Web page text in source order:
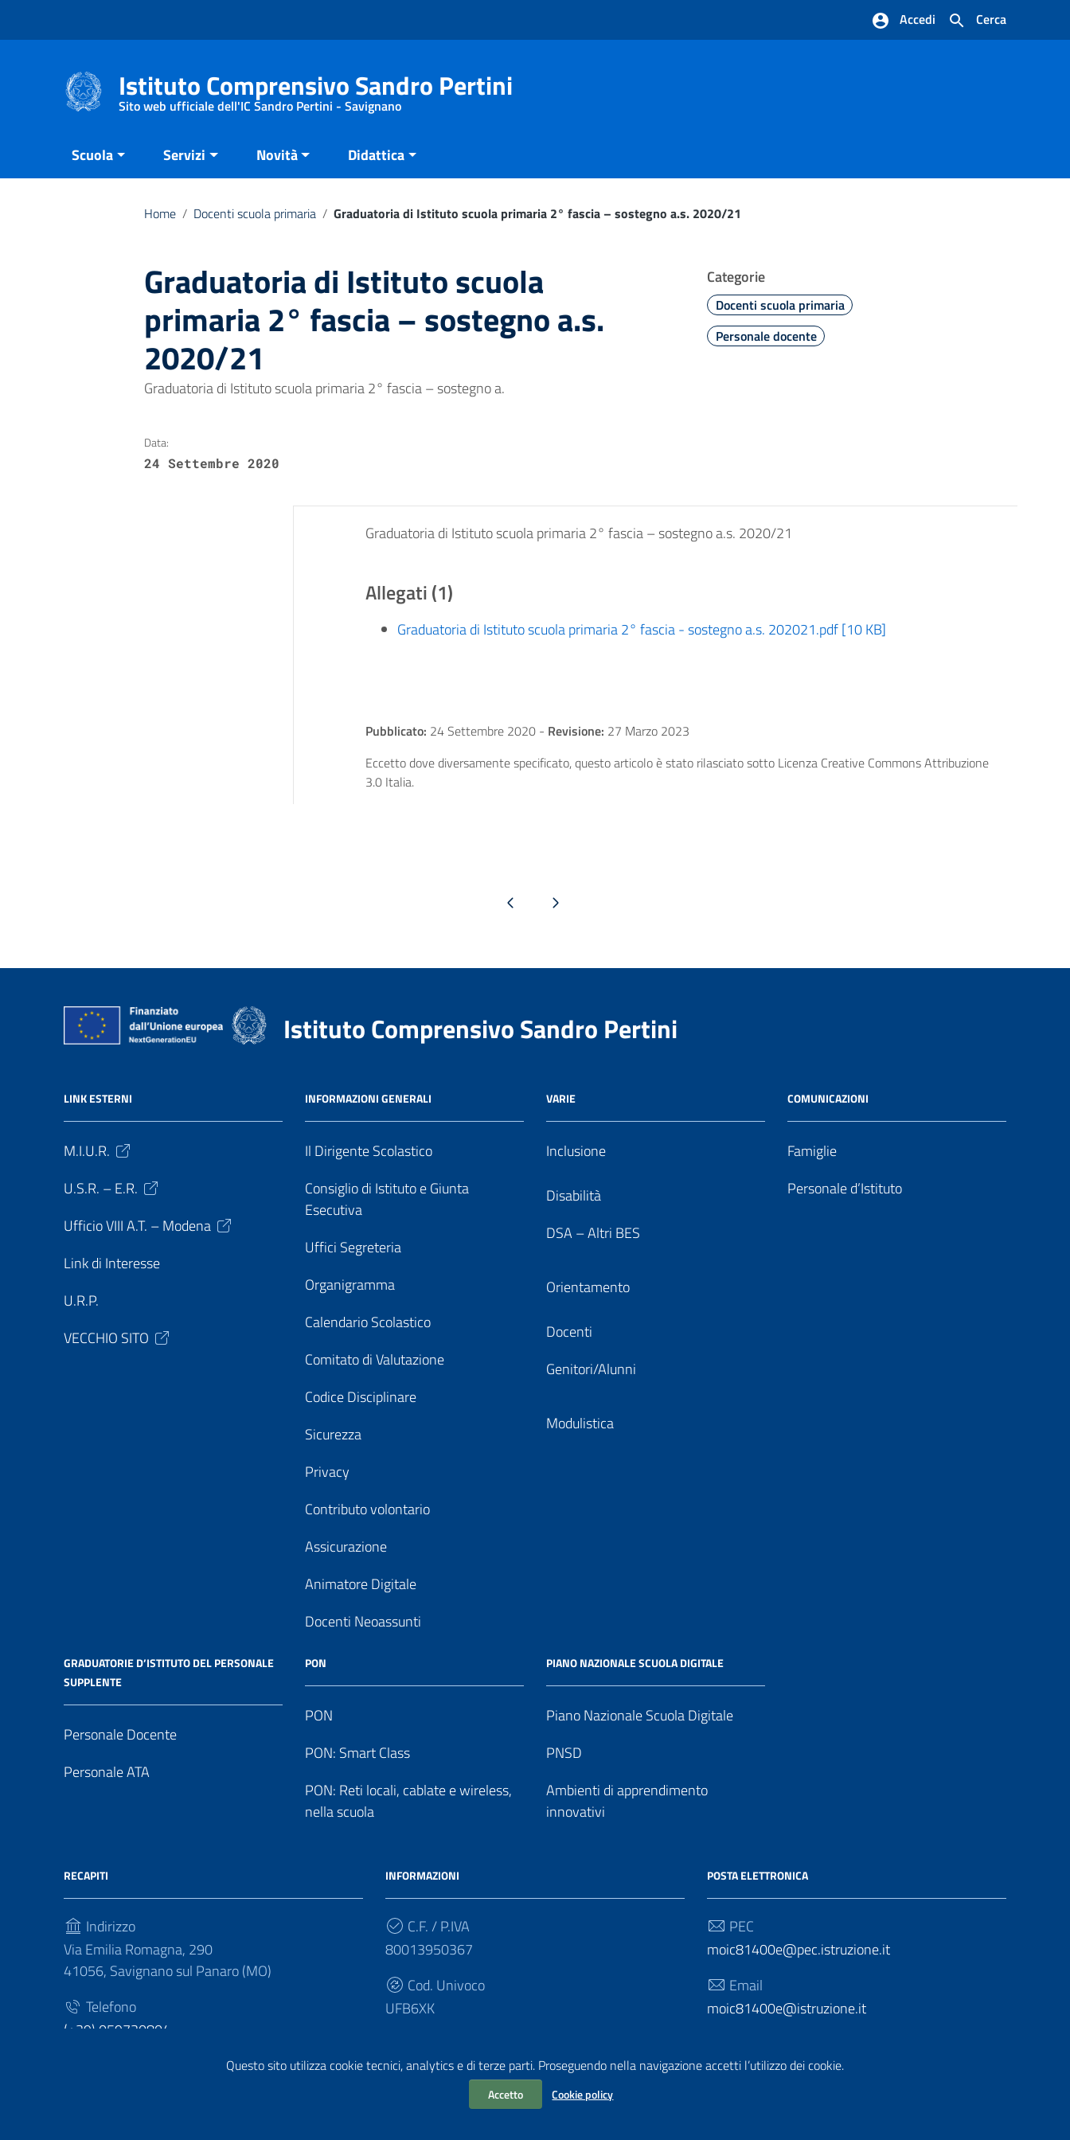
Questo sito utilizza cookie tecnici, analytics e di terze parti. Proseguendo nella navigazione accetti l’utilizzo dei cookie.
Accetto Cookie policy
Cerca
Accedi
Istituto Comprensivo Sandro Pertini
Sito web ufficiale dell'IC Sandro Pertini - Savignano
Scuola Servizi Novità Didattica
Home / Docenti scuola primaria / Graduatoria di Istituto scuola primaria 2° fascia – sostegno a.s. 2020/21
Graduatoria di Istituto scuola
primaria 2° fascia – sostegno a.s.
2020/21
Graduatoria di Istituto scuola primaria 2° fascia – sostegno a.
Categorie
Docenti scuola primaria
Personale docente
Data:
24 Settembre 2020
Graduatoria di Istituto scuola primaria 2° fascia – sostegno a.s. 2020/21
Allegati (1)
Graduatoria di Istituto scuola primaria 2° fascia - sostegno a.s. 202021.pdf [10 KB]
Pubblicato: 24 Settembre 2020 - Revisione: 27 Marzo 2023
Eccetto dove diversamente specificato, questo articolo è stato rilasciato sotto Licenza Creative Commons Attribuzione
3.0 Italia.
Pagina precedentePagina successiva
Istituto Comprensivo Sandro Pertini
LINK ESTERNI
M.I.U.R.
U.S.R. – E.R.
Ufficio VIII A.T. – Modena
Link di Interesse
U.R.P.
VECCHIO SITO
INFORMAZIONI GENERALI
Il Dirigente Scolastico
Consiglio di Istituto e Giunta
Esecutiva
Uffici Segreteria
Organigramma
Calendario Scolastico
Comitato di Valutazione
Codice Disciplinare
Sicurezza
Privacy
Contributo volontario
Assicurazione
Animatore Digitale
Docenti Neoassunti
VARIE
Inclusione
Disabilità
DSA – Altri BES
Orientamento
Docenti
Genitori/Alunni
Modulistica
COMUNICAZIONI
Famiglie
Personale d’Istituto
GRADUATORIE D’ISTITUTO DEL PERSONALE
SUPPLENTE
Personale Docente
Personale ATA
PON
PON
PON: Smart Class
PON: Reti locali, cablate e wireless,
nella scuola
PIANO NAZIONALE SCUOLA DIGITALE
Piano Nazionale Scuola Digitale
PNSD
Ambienti di apprendimento
innovativi
RECAPITI
Indirizzo
Via Emilia Romagna, 290
41056, Savignano sul Panaro (MO)
Telefono
(+39) 059730804
INFORMAZIONI
C.F. / P.IVA
80013950367
Cod. Univoco
UFB6XK
POSTA ELETTRONICA
PEC
moic81400e@pec.istruzione.it
Email
moic81400e@istruzione.it